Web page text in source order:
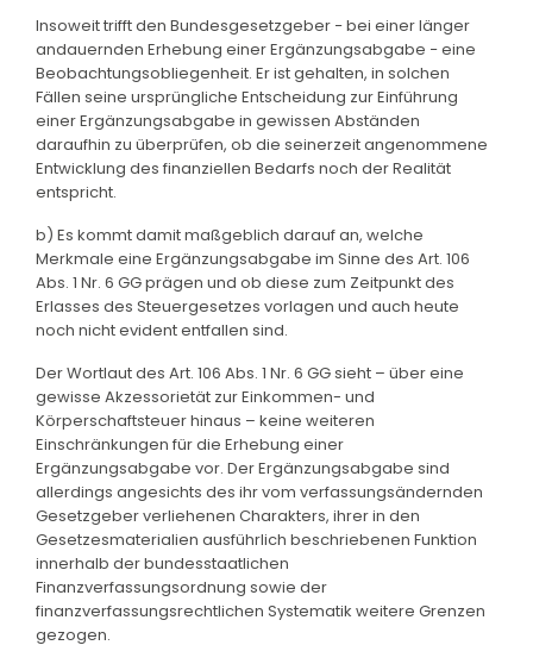
Insoweit trifft den Bundesgesetzgeber − bei einer länger
andauernden Erhebung einer Ergänzungsabgabe − eine
Beobachtungsobliegenheit. Er ist gehalten, in solchen
Fällen seine ursprüngliche Entscheidung zur Einführung
einer Ergänzungsabgabe in gewissen Abständen
daraufhin zu überprüfen, ob die seinerzeit angenommene
Entwicklung des finanziellen Bedarfs noch der Realität
entspricht.
b) Es kommt damit maßgeblich darauf an, welche
Merkmale eine Ergänzungsabgabe im Sinne des Art. 106
Abs. 1 Nr. 6 GG prägen und ob diese zum Zeitpunkt des
Erlasses des Steuergesetzes vorlagen und auch heute
noch nicht evident entfallen sind.
Der Wortlaut des Art. 106 Abs. 1 Nr. 6 GG sieht – über eine
gewisse Akzessorietät zur Einkommen- und
Körperschaftsteuer hinaus – keine weiteren
Einschränkungen für die Erhebung einer
Ergänzungsabgabe vor. Der Ergänzungsabgabe sind
allerdings angesichts des ihr vom verfassungsändernden
Gesetzgeber verliehenen Charakters, ihrer in den
Gesetzesmaterialien ausführlich beschriebenen Funktion
innerhalb der bundesstaatlichen
Finanzverfassungsordnung sowie der
finanzverfassungsrechtlichen Systematik weitere Grenzen
gezogen.